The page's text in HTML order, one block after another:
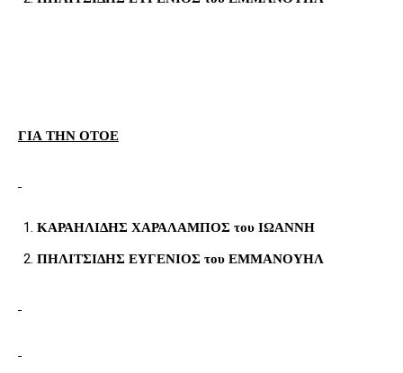
ΓΙΑ ΤΗΝ ΟΤΟΕ
ΚΑΡΑΗΛΙΔΗΣ ΧΑΡΑΛΑΜΠΟΣ του ΙΩΑΝΝΗ
ΠΗΛΙΤΣΙΔΗΣ ΕΥΓΕΝΙΟΣ του ΕΜΜΑΝΟΥΗΛ